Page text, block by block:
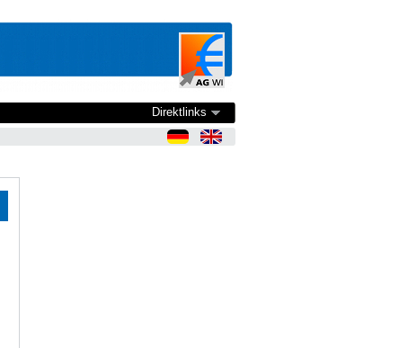
Direktlinks